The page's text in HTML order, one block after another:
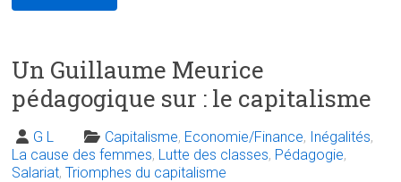
Un Guillaume Meurice
pédagogique sur : le capitalisme
G L Capitalisme, Economie/Finance, Inégalités,
La cause des femmes, Lutte des classes, Pédagogie,
Salariat,Triomphes du capitalisme